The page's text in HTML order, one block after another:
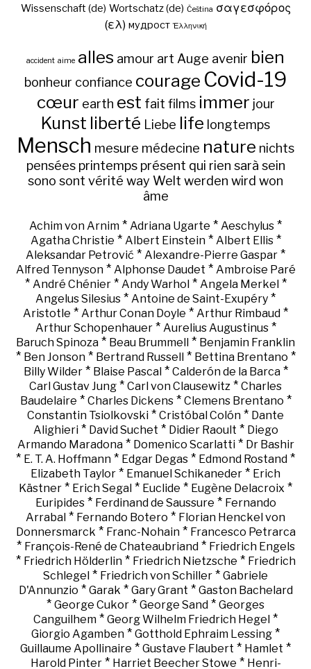
Wissenschaft (de) Wortschatz (de) Čeština σαγεσφόρος
(ελ) мудрост Ἑλληνική
accident aime alles amour art Auge avenir bien
bonheur confiance courage Covid-19
cœur earth est fait films immer jour
Kunst liberté Liebe life longtemps
Mensch mesure médecine nature nichts
pensées printemps présent qui rien sarà sein
sono sont vérité way Welt werden wird won
âme
Achim von Arnim * Adriana Ugarte * Aeschylus *
Agatha Christie * Albert Einstein* Albert Ellis*
Aleksandar Petrović * Alexandre-Pierre Gaspar *
Alfred Tennyson* Alphonse Daudet * Ambroise Paré
* André Chénier* Andy Warhol * Angela Merkel *
Angelus Silesius * Antoine de Saint-Exupéry *
Aristotle * Arthur Conan Doyle * Arthur Rimbaud *
Arthur Schopenhauer* Aurelius Augustinus*
Baruch Spinoza * Beau Brummell * Benjamin Franklin
* Ben Jonson* Bertrand Russell * Bettina Brentano *
Billy Wilder* Blaise Pascal* Calderón de la Barca*
Carl Gustav Jung * Carl von Clausewitz * Charles
Baudelaire * Charles Dickens* Clemens Brentano *
Constantin Tsiolkovski * Cristóbal Colón * Dante
Alighieri* David Suchet * Didier Raoult * Diego
Armando Maradona* Domenico Scarlatti* Dr Bashir
* E. T. A. Hoffmann * Edgar Degas * Edmond Rostand *
Elizabeth Taylor * Emanuel Schikaneder * Erich
Kästner * Erich Segal * Euclide * Eugène Delacroix *
Euripides* Ferdinand de Saussure * Fernando
Arrabal * Fernando Botero * Florian Henckel von
Donnersmarck * Franc-Nohain* Francesco Petrarca
* François-René de Chateaubriand* Friedrich Engels
* Friedrich Hölderlin* Friedrich Nietzsche * Friedrich
Schlegel * Friedrich von Schiller * Gabriele
D'Annunzio * Garak * Gary Grant * Gaston Bachelard
* George Cukor * George Sand * Georges
Canguilhem * Georg Wilhelm Friedrich Hegel *
Giorgio Agamben * Gotthold Ephraim Lessing *
Guillaume Apollinaire * Gustave Flaubert * Hamlet *
Harold Pinter* Harriet Beecher Stowe * Henri-